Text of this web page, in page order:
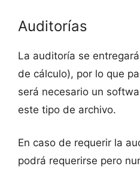
Auditorías
La auditoría se
de cálculo), por lo que
será necesario un
este tipo de archivo.
En caso de requerir la
podrá requerirse pero